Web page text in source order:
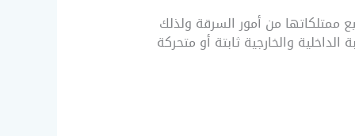
ممتلكاتها من أمور السرقة ولذلك
والخارجية ثابتة أو متحركة